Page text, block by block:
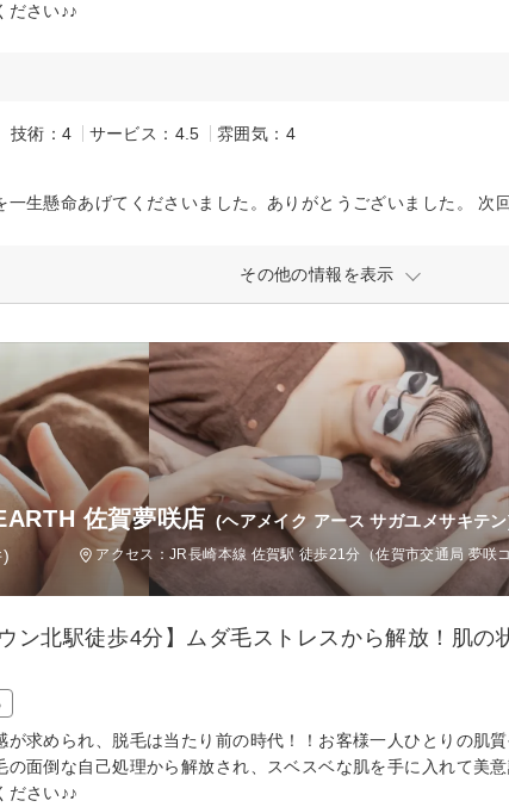
ださい♪♪
技術：4 サービス：4.5 雰囲気：4
その他の情報を表示
佐賀夢咲店 (ヘアメイク アース サガユメサキテ
アクセス：JR長崎本線 佐賀駅 徒歩21分（佐賀市交通局 夢咲
ン北駅徒歩4分】ムダ毛ストレスから解放！肌の
が求められ、脱毛は当たり前の時代！！お客様一人ひとりの肌
の面倒な自己処理から解放され、スベスベな肌を手に入れて美
ださい♪♪